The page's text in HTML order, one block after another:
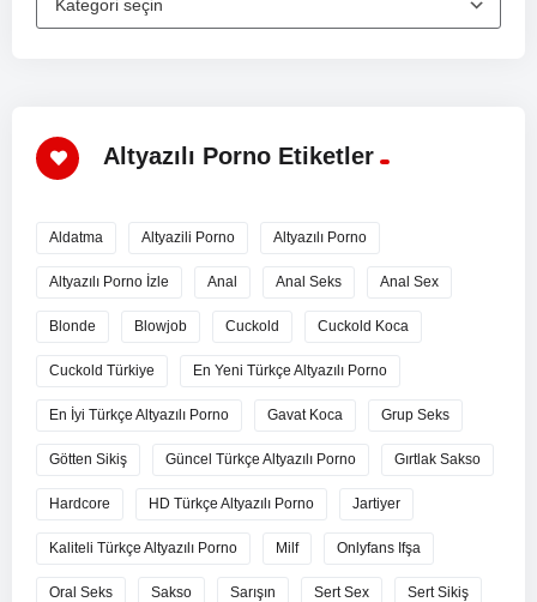
Altyazılı Porno Etiketler
Aldatma Altyazili Porno Altyazılı Porno
Altyazılı Porno İzle Anal Anal Seks Anal Sex
Blonde Blowjob Cuckold Cuckold Koca
Cuckold Türkiye En Yeni Türkçe Altyazılı Porno
En İyi Türkçe Altyazılı Porno Gavat Koca Grup Seks
Götten Sikiş Güncel Türkçe Altyazılı Porno Gırtlak Sakso
Hardcore HD Türkçe Altyazılı Porno Jartiyer
Kaliteli Türkçe Altyazılı Porno Milf Onlyfans Ifşa
Oral Seks Sakso Sarışın Sert Sex Sert Sikiş